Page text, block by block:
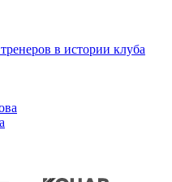
в истории клуба